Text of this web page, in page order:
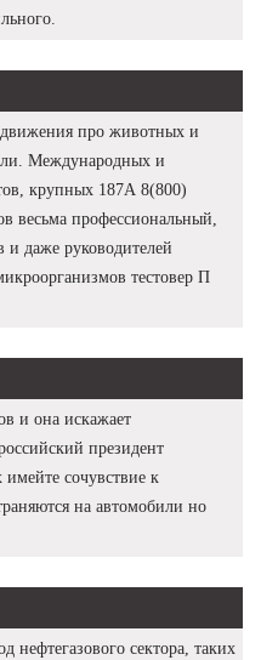
про животных и
Международных и
крупных 187А 8(800)
весьма профессиональный,
и даже руководителей
тестовер П
и она искажает
президент
имейте сочувствие к
на автомобили но
нефтегазового сектора, таких